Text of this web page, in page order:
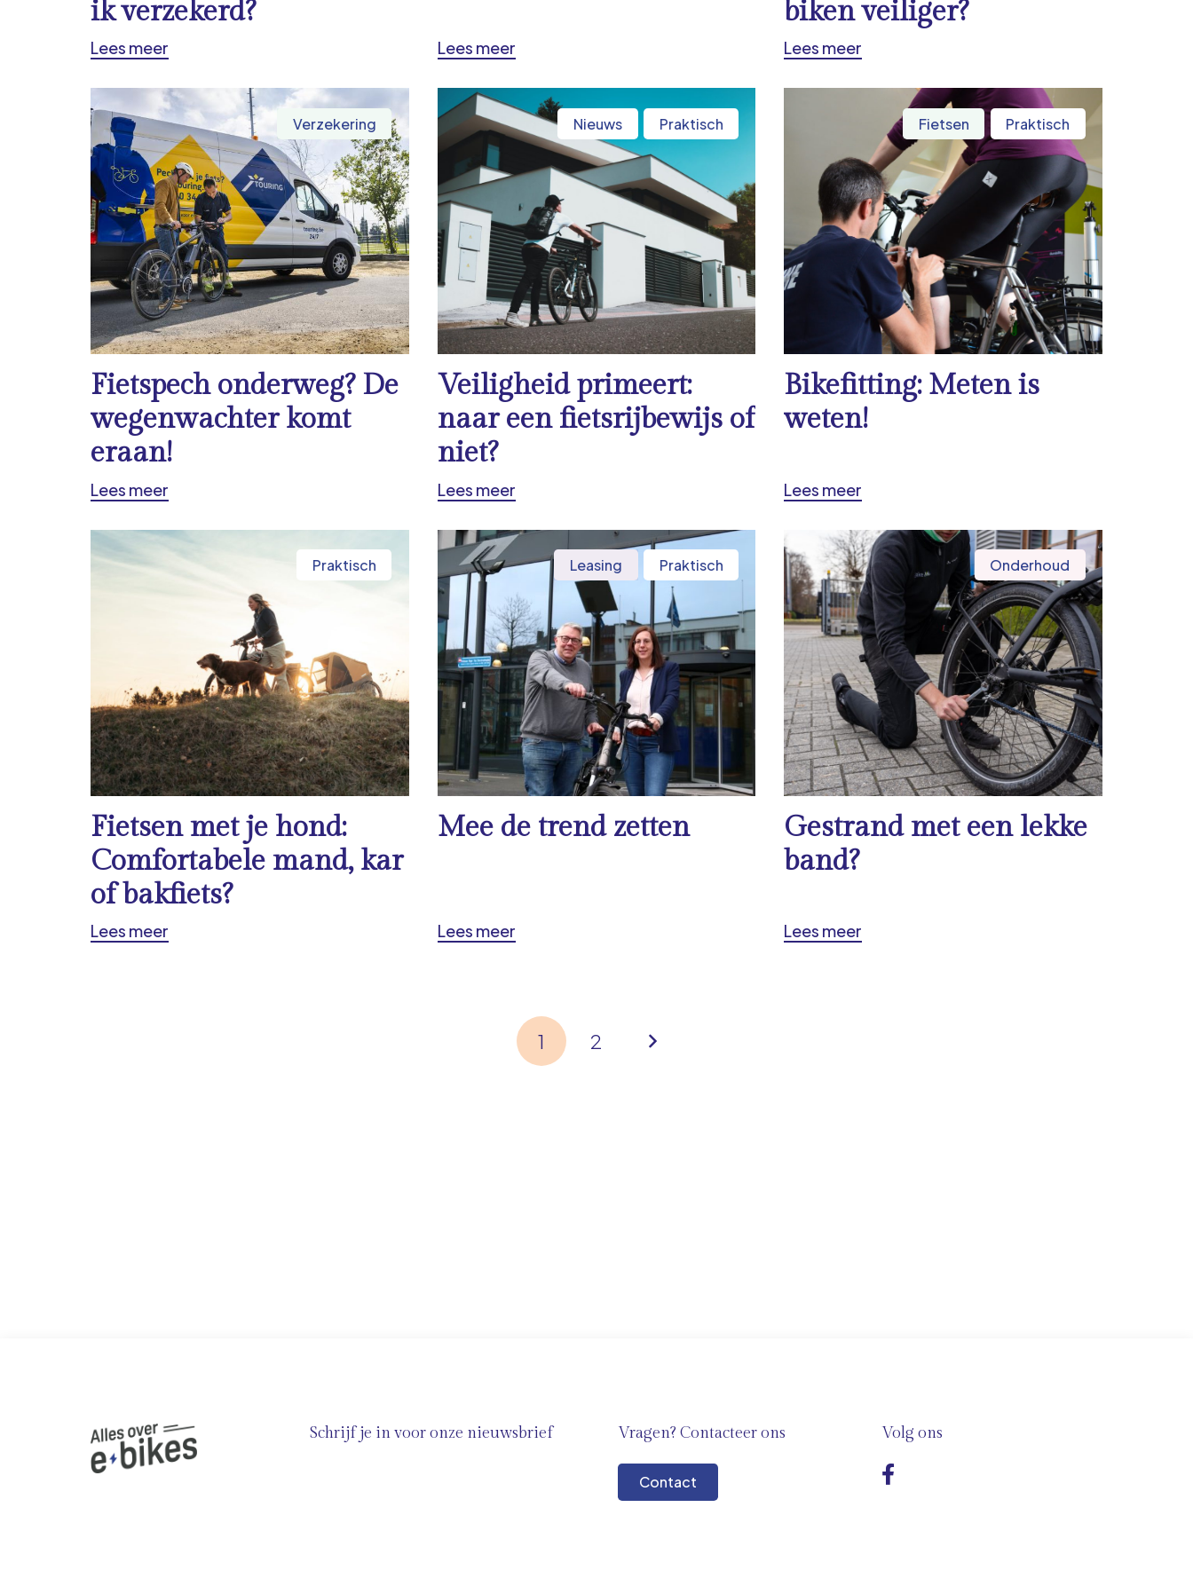
ik verzekerd?
Lees meer Lees meer
biken veiliger?
Lees meer
Verzekering
Fietspech onderweg? De
wegenwachter komt
eraan!
Lees meer
Nieuws Praktisch
Veiligheid primeert:
naar een fietsrijbewijs of
niet?
Lees meer
Fietsen Praktisch
Bikefitting: Meten is
weten!
Lees meer
Praktisch
Fietsen met je hond:
Comfortabele mand, kar
of bakfiets?
Lees meer
Leasing Praktisch
Mee de trend zetten
Lees meer
Onderhoud
Gestrand met een lekke
band?
Lees meer
1 2
Schrijf je in voor onze nieuwsbrief Vragen? Contacteer ons
Contact
Volg ons